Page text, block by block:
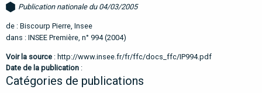
Publication nationale du 04/03/2005
de : Biscourp Pierre, Insee
dans : INSEE Première, n° 994 (2004)
Voir la source : http://www.insee.fr/fr/ffc/docs_ffc/IP994.pdf
Date de la publication :
Catégories de publications